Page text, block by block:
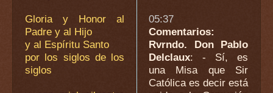
Gloria y Honor al
Padre y al Hijo
y al Espíritu Santo
por los siglos de los
siglos
05:37
Comentarios:
Rvrndo. Don Pablo
Delclaux: - Sí, es
una Misa que Sir
Católica es decir está